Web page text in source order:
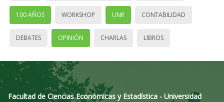
100 AÑOS WORKSHOP UNR CONTABILIDAD
DEBATES OPINIÓN CHARLAS LIBROS
Facultad de Ciencias Económicas y Estadística - Universidad